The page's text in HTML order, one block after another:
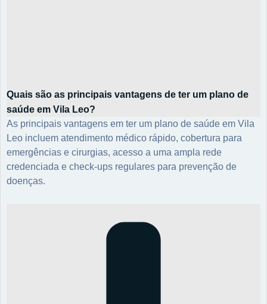
Quais são as principais vantagens de ter um plano de
saúde em Vila Leo?
As principais vantagens em ter um plano de saúde em Vila
Leo incluem atendimento médico rápido, cobertura para
emergências e cirurgias, acesso a uma ampla rede
credenciada e check-ups regulares para prevenção de
doenças.